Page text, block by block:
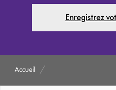
Enregistrez
Accueil